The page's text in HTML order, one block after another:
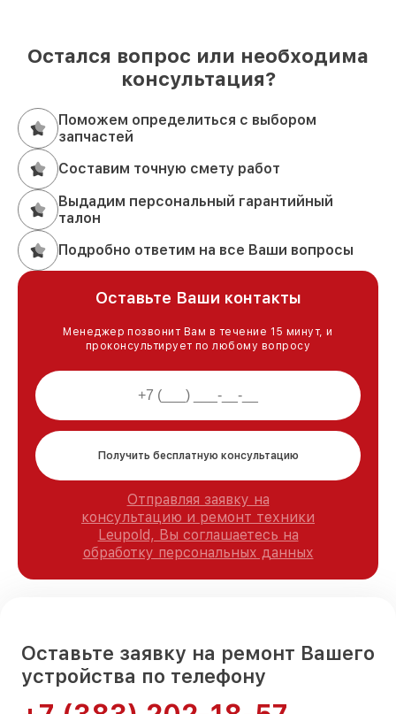
Остался вопрос или необходима
консультация?
Поможем определиться с выбором
запчастей
Составим точную смету работ
Выдадим персональный гарантийный
талон
Подробно ответим на все Ваши вопросы
Оставьте Ваши контакты
Менеджер позвонит Вам в течение 15 минут, и
проконсультирует по любому вопросу
Получить бесплатную консультацию
Отправляя заявку на
консультацию и ремонт техники
Leupold, Вы соглашаетесь на
обработку персональных данных
Оставьте заявку на ремонт Вашего
устройства по телефону